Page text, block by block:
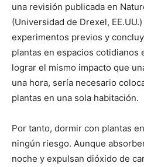
una revisión publicada en
(Universidad de Drexel,
experimentos previos y
plantas en espacios cotidianos
lograr el mismo impacto que
una hora, sería necesario
plantas en una sola habitación.
Por tanto, dormir con plantas
ningún riesgo. Aunque
noche y expulsan dióxido de